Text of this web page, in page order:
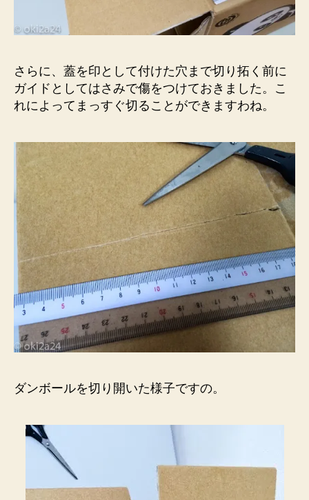
さらに、蓋を印として付けた穴まで切り拓く前に
ガイドとしてはさみで傷をつけておきました。こ
れによってまっすぐ切ることができますわね。
ダンボールを切り開いた様子ですの。